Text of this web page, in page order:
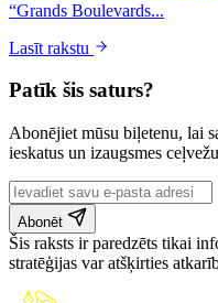
“Grands Boulevards...
Lasīt rakstu
Patīk šis saturs?
Abonējiet mūsu biļetenu, lai
ieskatus un izaugsmes
Abonēt
Šis raksts ir paredzēts tikai
stratēģijas var atšķirties